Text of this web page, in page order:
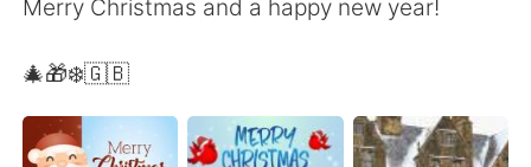
English 简体中文
繁體中文
العربية Français
Merry Christmas and a happy new year!
🎄🎁❄️🇬🇧